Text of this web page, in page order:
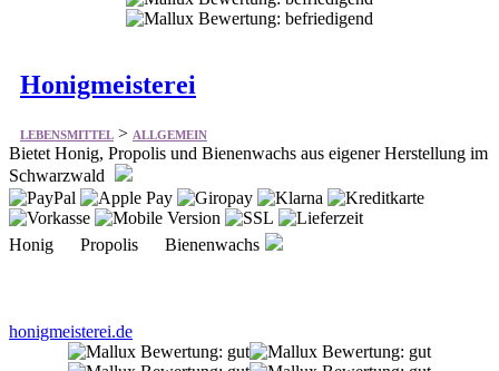
Honigmeisterei
LEBENSMITTEL>ALLGEMEIN
Bietet Honig, Propolis und Bienenwachs aus eigener Herstellung im
Schwarzwald
Honig Propolis Bienenwachs
honigmeisterei.de